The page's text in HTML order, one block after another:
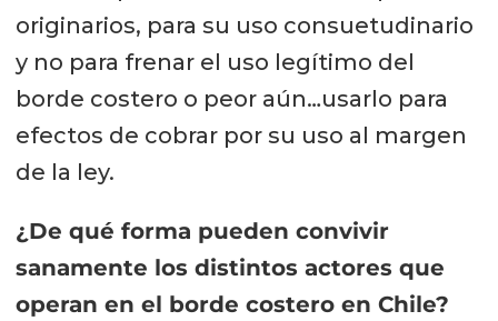
originarios, para su uso consuetudinario
y no para frenar el uso legítimo del
borde costero o peor aún…usarlo para
efectos de cobrar por su uso al margen
de la ley.
¿De qué forma pueden convivir
sanamente los distintos actores que
operan en el borde costero en Chile?